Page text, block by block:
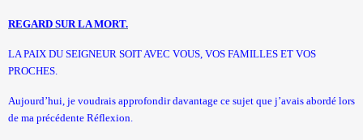
REGARD SUR LA MORT.
LA PAIX DU SEIGNEUR SOIT AVEC VOUS, VOS FAMILLES ET VOS
PROCHES.
Aujourd’hui, je voudrais approfondir davantage ce sujet que j’avais abordé lors
de ma précédente Réflexion.